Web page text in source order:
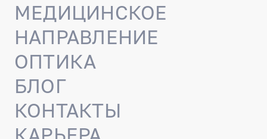
МЕДИЦИНСКОЕ
НАПРАВЛЕНИЕ
ОПТИКА
БЛОГ
КОНТАКТЫ